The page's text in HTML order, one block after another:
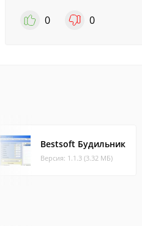
0 0
Bestsoft Будильник
Версия: 1.1.3 (3.32 МБ)